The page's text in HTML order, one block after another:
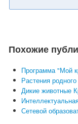
Похожие
Программа "Мой
Растения
Дикие животные
Сетевой